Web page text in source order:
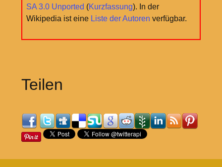
SA 3.0 Unported (Kurzfassung). In der
Wikipedia ist eine Liste der Autoren verfügbar.
Teilen